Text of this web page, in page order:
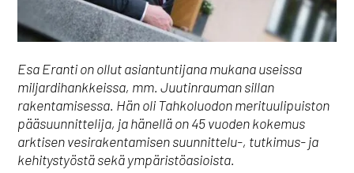
Esa Eranti on ollut asiantuntijana mukana useissa
miljardihankkeissa, mm. Juutinrauman sillan
rakentamisessa. Hän oli Tahkoluodon merituulipuiston
pääsuunnittelija, ja hänellä on 45 vuoden kokemus
arktisen vesirakentamisen suunnittelu-, tutkimus- ja
kehitystyöstä sekä ympäristöasioista.